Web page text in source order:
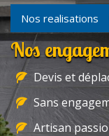
Nos realisations
Nos
Devis et
Sans
Artisan